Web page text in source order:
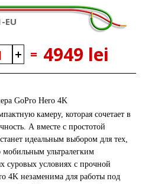
EU
= 4949 lei
GoPro Hero 4K
камеру, которая сочетает в
А вместе с простотой
идеальным выбором для тех,
мобильным ультралегким
суровых условиях с прочной
4K незаменима для работы под